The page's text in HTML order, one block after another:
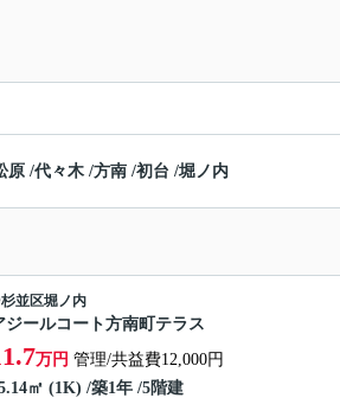
原 /代々木 /方南 /初台 /堀ノ内
杉並区堀ノ内
ジールコート方南町テラス
万円 管理/共益費12,000円
㎡ (1K) /築1年 /5階建